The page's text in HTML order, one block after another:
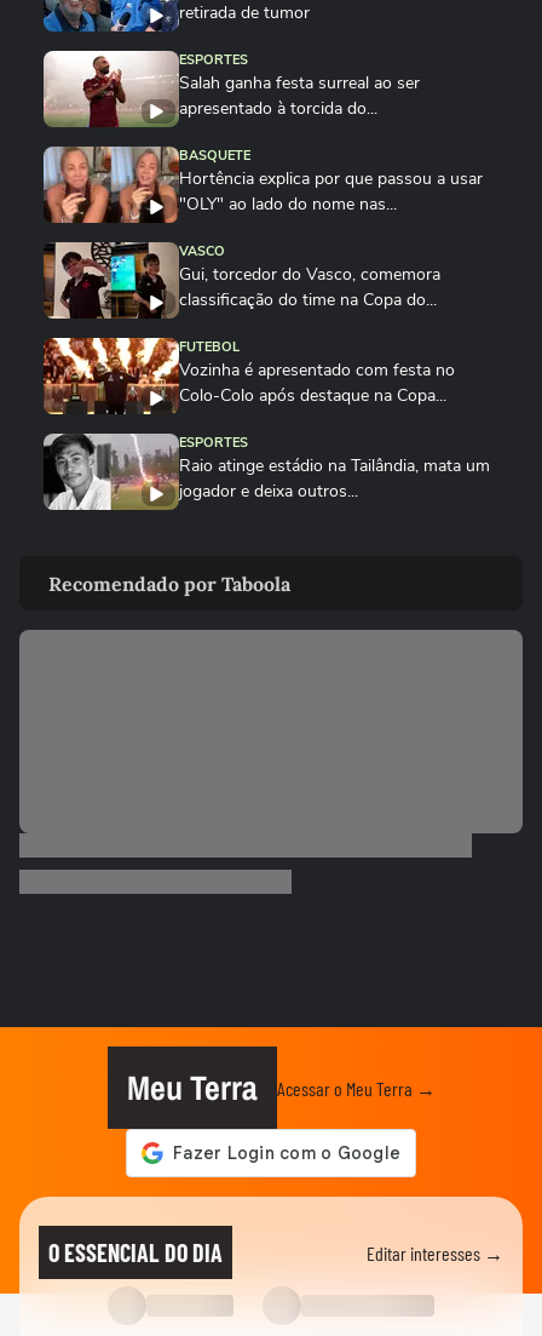
retirada de tumor
ESPORTES
Salah ganha festa surreal ao ser
apresentado à torcida do...
BASQUETE
Hortência explica por que passou a usar
"OLY" ao lado do nome nas...
VASCO
Gui, torcedor do Vasco, comemora
classificação do time na Copa do...
FUTEBOL
Vozinha é apresentado com festa no
Colo-Colo após destaque na Copa...
ESPORTES
Raio atinge estádio na Tailândia, mata um
jogador e deixa outros...
contra o Remo e ironiza:...
ESPORTES
campo: 'Existe diferença entre...
00:26
Por que o corpo treme durante a prancha?
Vídeo mostra o momento em que jogador
do São Paulo atropela idoso...
Vídeo mostra o momento em que Nicolas,
Recomendado por Taboola
Meu Terra Acessar o Meu Terra →
O ESSENCIAL DO DIA Editar interesses →